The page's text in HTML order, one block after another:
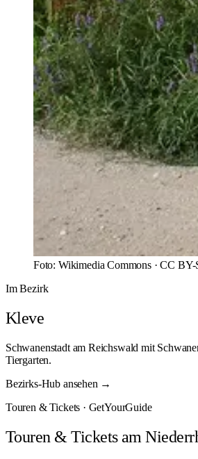
Foto: Wikimedia Commons·CC BY-
Im Bezirk
Kleve
Schwanenstadt am Reichswald mit
Tiergarten.
Bezirks-Hub ansehen →
Touren & Tickets · GetYourGuide
Touren & Tickets am